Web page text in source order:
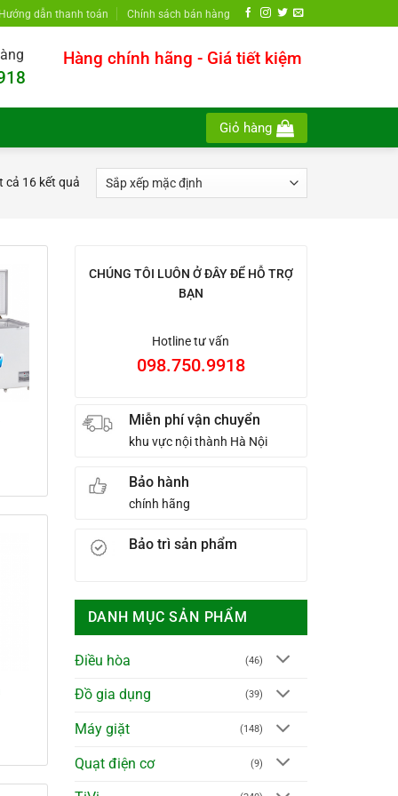
Hướng dẫn thanh toán Chính sách bán hàng
Hàng chính hãng - Giá tiết kiệm
Giỏ hàng
cả 16 kết quả
CHÚNG TÔI LUÔN Ở ĐÂY ĐỂ HỖ TRỢ
BẠN
Hotline tư vấn
098.750.9918
Miễn phí vận chuyển
khu vực nội thành Hà Nội
Bảo hành
chính hãng
Bảo trì sản phẩm
DANH MỤC SẢN PHẨM
Điều hòa (46)
Đồ gia dụng (39)
Máy giặt (148)
Quạt điện cơ (9)